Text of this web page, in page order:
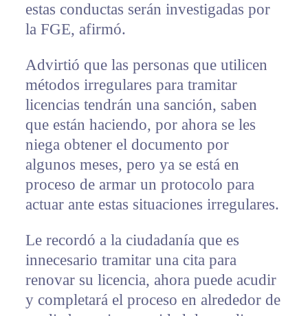
estas conductas serán investigadas por
la FGE, afirmó.
Advirtió que las personas que utilicen
métodos irregulares para tramitar
licencias tendrán una sanción, saben
que están haciendo, por ahora se les
niega obtener el documento por
algunos meses, pero ya se está en
proceso de armar un protocolo para
actuar ante estas situaciones irregulares.
Le recordó a la ciudadanía que es
innecesario tramitar una cita para
renovar su licencia, ahora puede acudir
y completará el proceso en alrededor de